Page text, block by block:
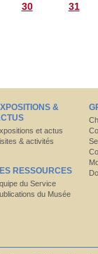
30 31
&
et actus
& activités
RESSOURCES
du Service
du Musée